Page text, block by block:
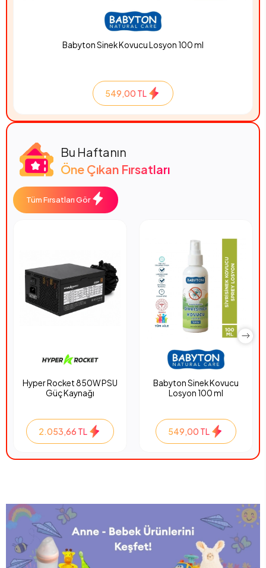
Babyton Sinek Kovucu Losyon 100 ml
549,00 TL
Bu Haftanın
Öne Çıkan Fırsatları
Tüm Fırsatları Gör
Hyper Rocket 850W PSU
Güç Kaynağı
2.053,66 TL
Babyton Sinek Kovucu
Losyon 100 ml
549,00 TL